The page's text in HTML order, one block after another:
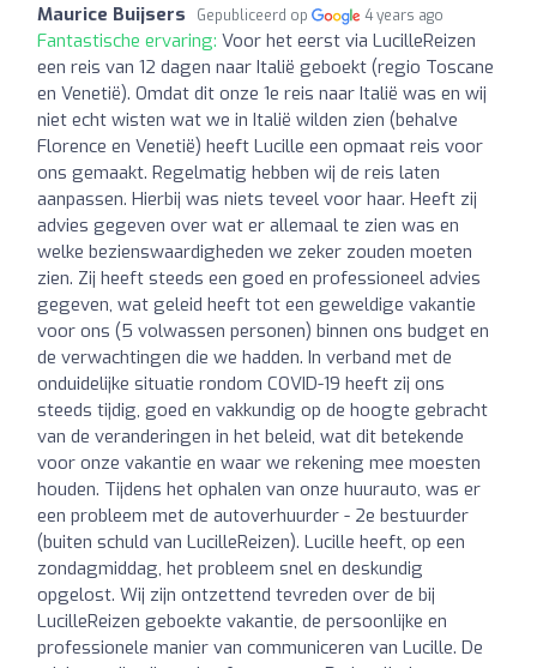
Maurice Buijsers Gepubliceerd op 4 years ago
Fantastische ervaring: Voor het eerst via LucilleReizen
een reis van 12 dagen naar Italië geboekt (regio Toscane
en Venetië). Omdat dit onze 1e reis naar Italië was en wij
niet echt wisten wat we in Italië wilden zien (behalve
Florence en Venetië) heeft Lucille een opmaat reis voor
ons gemaakt. Regelmatig hebben wij de reis laten
aanpassen. Hierbij was niets teveel voor haar. Heeft zij
advies gegeven over wat er allemaal te zien was en
welke bezienswaardigheden we zeker zouden moeten
zien. Zij heeft steeds een goed en professioneel advies
gegeven, wat geleid heeft tot een geweldige vakantie
voor ons (5 volwassen personen) binnen ons budget en
de verwachtingen die we hadden. In verband met de
onduidelijke situatie rondom COVID-19 heeft zij ons
steeds tijdig, goed en vakkundig op de hoogte gebracht
van de veranderingen in het beleid, wat dit betekende
voor onze vakantie en waar we rekening mee moesten
houden. Tijdens het ophalen van onze huurauto, was er
een probleem met de autoverhuurder - 2e bestuurder
(buiten schuld van LucilleReizen). Lucille heeft, op een
zondagmiddag, het probleem snel en deskundig
opgelost. Wij zijn ontzettend tevreden over de bij
LucilleReizen geboekte vakantie, de persoonlijke en
professionele manier van communiceren van Lucille. De